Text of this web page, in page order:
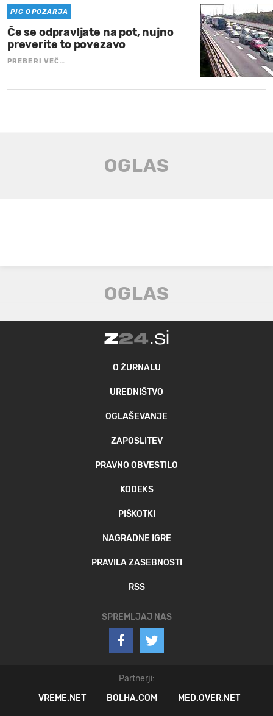
PIC OPOZARJA
Če se odpravljate na pot, nujno
preverite to povezavo
PREBERI VEČ…
O ŽURNALU
UREDNIŠTVO
OGLAŠEVANJE
ZAPOSLITEV
PRAVNO OBVESTILO
KODEKS
PIŠKOTKI
NAGRADNE IGRE
PRAVILA ZASEBNOSTI
RSS
SPREMLJAJ NAS
Partnerji:
VREME.NET
BOLHA.COM MED.OVER.NET